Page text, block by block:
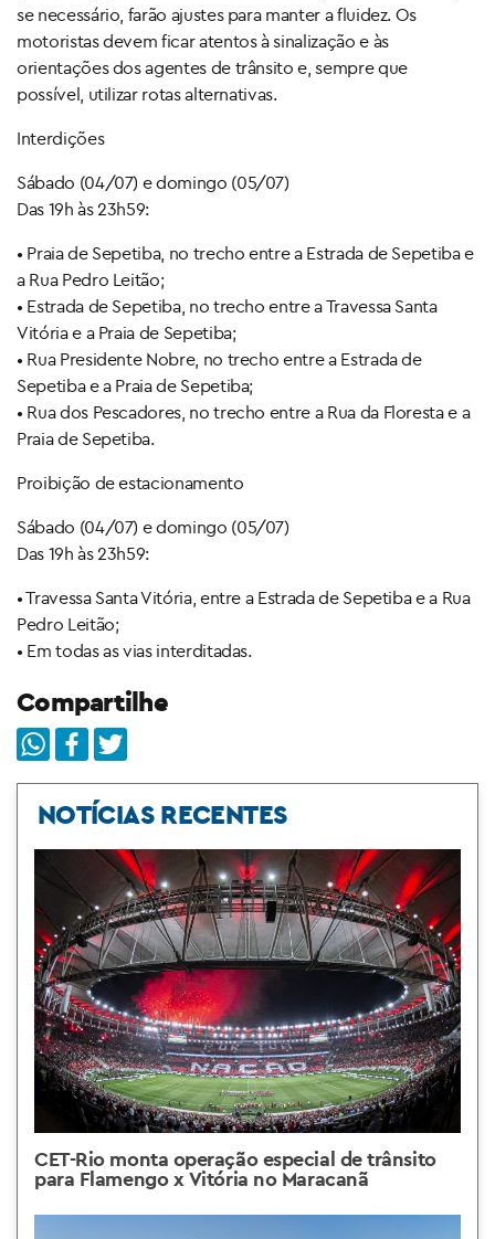
se necessário, farão ajustes para manter a fluidez. Os
motoristas devem ficar atentos à sinalização e às
orientações dos agentes de trânsito e, sempre que
possível, utilizar rotas alternativas.
Interdições
Sábado (04/07) e domingo (05/07)
Das 19h às 23h59:
• Praia de Sepetiba, no trecho entre a Estrada de Sepetiba e
a Rua Pedro Leitão;
• Estrada de Sepetiba, no trecho entre a Travessa Santa
Vitória e a Praia de Sepetiba;
• Rua Presidente Nobre, no trecho entre a Estrada de
Sepetiba e a Praia de Sepetiba;
• Rua dos Pescadores, no trecho entre a Rua da Floresta e a
Praia de Sepetiba.
Proibição de estacionamento
Sábado (04/07) e domingo (05/07)
Das 19h às 23h59:
• Travessa Santa Vitória, entre a Estrada de Sepetiba e a Rua
Pedro Leitão;
• Em todas as vias interditadas.
Compartilhe
NOTÍCIAS RECENTES
CET-Rio monta operação especial de trânsito
para Flamengo x Vitória no Maracanã